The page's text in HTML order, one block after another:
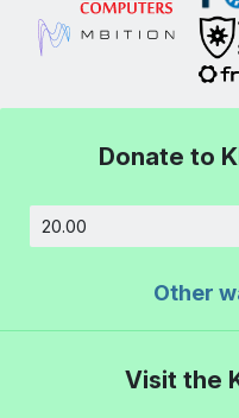
Donate to
Other
Visit the